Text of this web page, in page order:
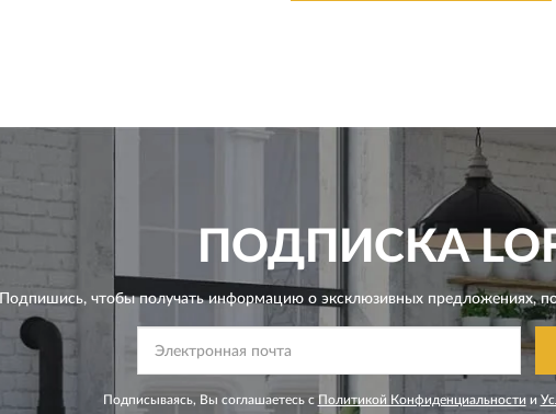
ПОДПИСКА
Подпишись, чтобы получать информацию о эксклюзивных предложениях,
Подписываясь, Вы соглашаетесь с Политикой Конфиденциальности и